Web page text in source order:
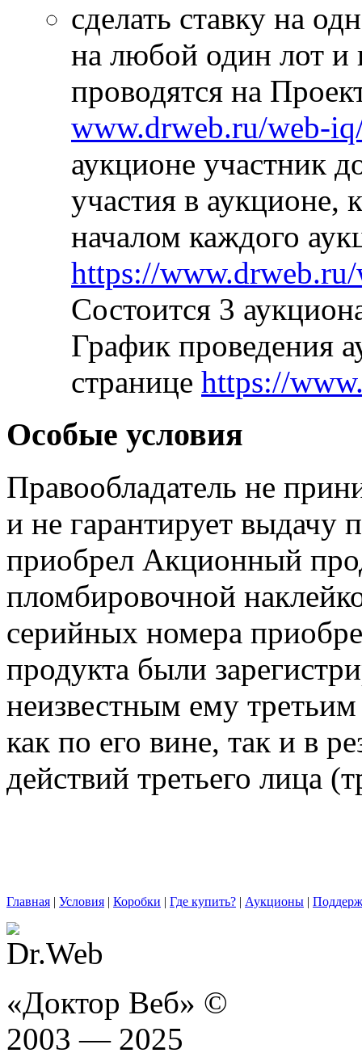
сделать ставку на
на любой один лот и
проводятся на
www.drweb.ru/web-
аукционе участник
участия в аукционе,
началом каждого
https://
Состоится 3
График проведения
странице https://
Особые условия
Правообладатель не
и не гарантирует выдачу
приобрел Акционный
пломбировочной
серийных номера
продукта были
неизвестным ему
как по его вине, так и в
действий третьего лица
Главная | Условия | Коробки | Где купить? | Аукционы |
«Доктор Веб» ©
2003 — 2025